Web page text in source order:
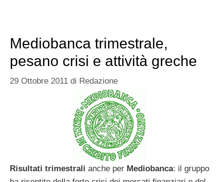
Mediobanca trimestrale,
pesano crisi e attività greche
29 Ottobre 2011 di Redazione
Risultati trimestrali anche per Mediobanca: il gruppo